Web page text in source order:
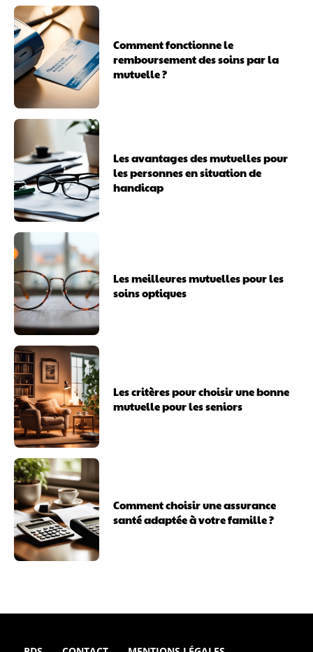
Comment fonctionne le
remboursement des soins par la
mutuelle ?
Les avantages des mutuelles pour
les personnes en situation de
handicap
Les meilleures mutuelles pour les
soins optiques
Les critères pour choisir une bonne
mutuelle pour les seniors
Comment choisir une assurance
santé adaptée à votre famille ?